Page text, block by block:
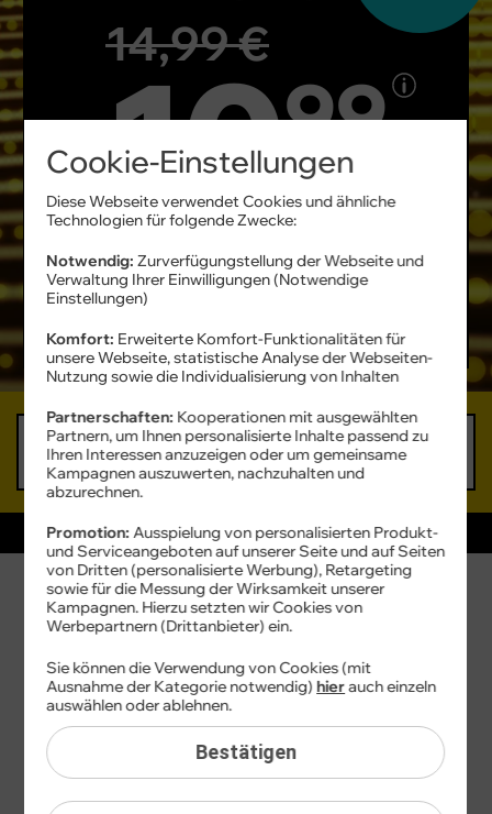
GB
GRATIS 14,99€
1099
€ mtl.
Jetzt bestellen
Produktinformationsblatt
6 GB
6,99 €
mtl.
12 GB
8,99 €
mtl.
16 GB
10,99 €
mtl.
60 GB
19,99 €
€
sparen
100
statt50MBit/s
3
10
GB
GRATIS
CYBER SALE
16 GB
14,99€
1099
€ mtl.
Cookie-Einstellungen
Diese Webseite verwendet Cookies und ähnliche
Technologien für folgende Zwecke:
Notwendig: Zurverfügungstellung der Webseite und
Verwaltung Ihrer Einwilligungen (Notwendige
Einstellungen)
Komfort: Erweiterte Komfort-Funktionalitäten für
unsere Webseite, statistische Analyse der Webseiten-
Nutzung sowie die Individualisierung von Inhalten
Partnerschaften: Kooperationen mit ausgewählten
Partnern, um Ihnen personalisierte Inhalte passend zu
Ihren Interessen anzuzeigen oder um gemeinsame
Kampagnen auszuwerten, nachzuhalten und
abzurechnen.
Promotion:Ausspielung von personalisierten Produkt-
und Serviceangeboten auf unserer Seite und auf Seiten
von Dritten (personalisierte Werbung), Retargeting
sowie für die Messung der Wirksamkeit unserer
Kampagnen. Hierzu setzten wir Cookies von
Werbepartnern (Drittanbieter) ein.
Sie können die Verwendung von Cookies (mit
Ausnahme der Kategorie notwendig)hierauch einzeln
auswählen oder ablehnen.
Bestätigen